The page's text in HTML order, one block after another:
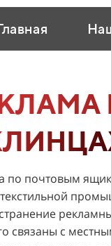
по почтовым
связаны с